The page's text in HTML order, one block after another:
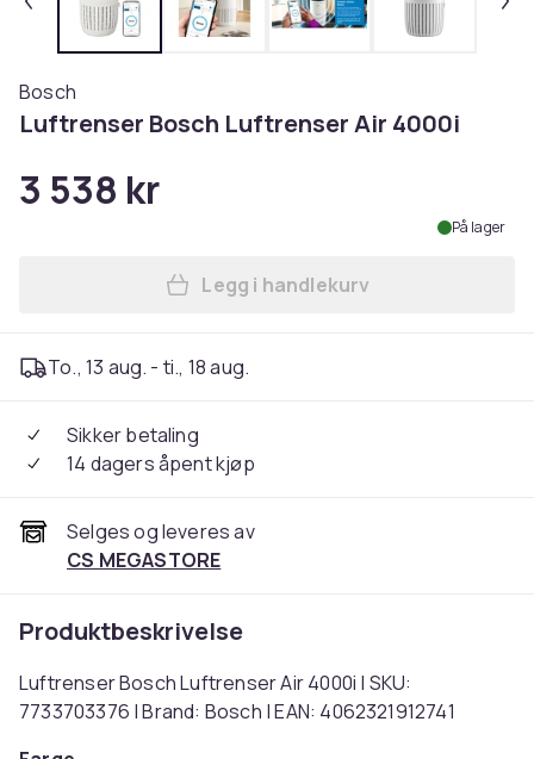
Bosch
Luftrenser Bosch Luftrenser Air 4000i
3 538 kr
På lager
Legg Luftrenser Bosch
Legg i handlekurv
To., 13 aug. - ti., 18 aug.
Sikker betaling
14 dagers åpent kjøp
Selges og leveres av
CS MEGASTORE
Produktbeskrivelse
Luftrenser Bosch Luftrenser Air 4000i | SKU:
7733703376 | Brand: Bosch | EAN: 4062321912741